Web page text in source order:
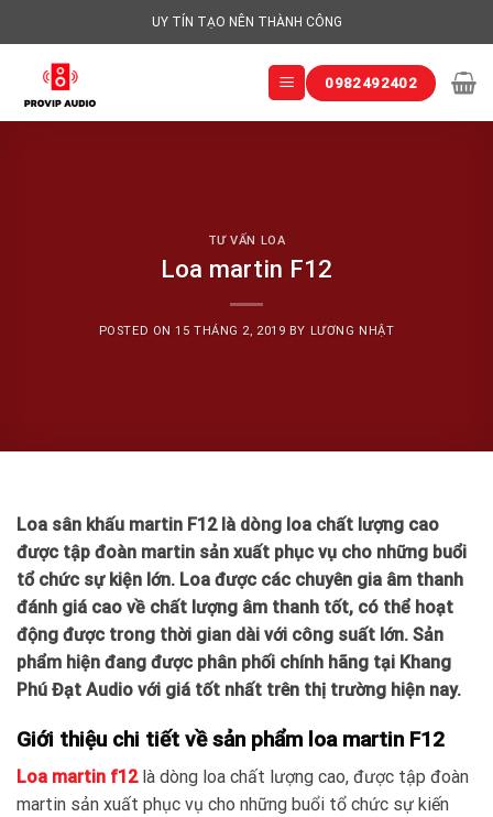
to
content
UY TÍN TẠO NÊN THÀNH CÔNG
0982492402
TƯ VẤN LOA
Loa martin F12
POSTED ON15 THÁNG 2, 2019 BY LƯƠNG NHẬT
Loa sân khấu martin F12 là dòng loa chất lượng cao
được tập đoàn martin sản xuất phục vụ cho những buổi
tổ chức sự kiện lớn. Loa được các chuyên gia âm thanh
đánh giá cao về chất lượng âm thanh tốt, có thể hoạt
động được trong thời gian dài với công suất lớn. Sản
phẩm hiện đang được phân phối chính hãng tại Khang
Phú Đạt Audio với giá tốt nhất trên thị trường hiện nay.
Giới thiệu chi tiết về sản phẩm loa martin F12
Loa martin f12là dòng loa chất lượng cao, được tập đoàn
martin sản xuất phục vụ cho những buổi tổ chức sự kiến